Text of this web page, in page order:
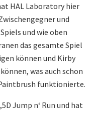
HAL Laboratory hier
und
und wie oben
das gesamte Spiel
können und Kirby
was auch schon
funktionierte.
Jump n‘ Run und hat